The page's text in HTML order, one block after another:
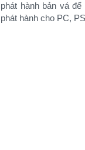
phát hành bản vá
phát hành cho PC,